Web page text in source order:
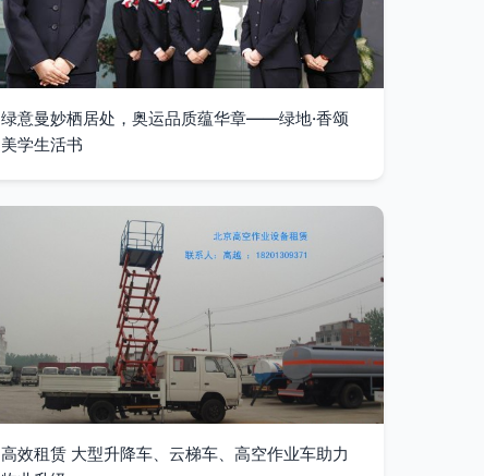
绿意曼妙栖居处，奥运品质蕴华章——绿地·香颂
美学生活书
高效租赁 大型升降车、云梯车、高空作业车助力